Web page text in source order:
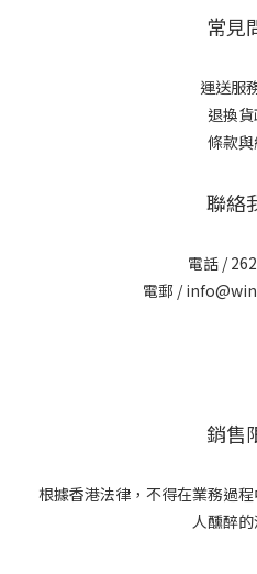
常見
運送服
退換
條款與
聯絡
電話 /
電郵 /
銷售
根據香港法律，不得在業務過
人醺醉的